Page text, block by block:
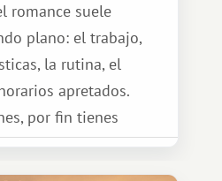
romance suele
plano: el trabajo,
la rutina, el
apretados.
por fin tienes
y ganas de hacer algo
No tiene por